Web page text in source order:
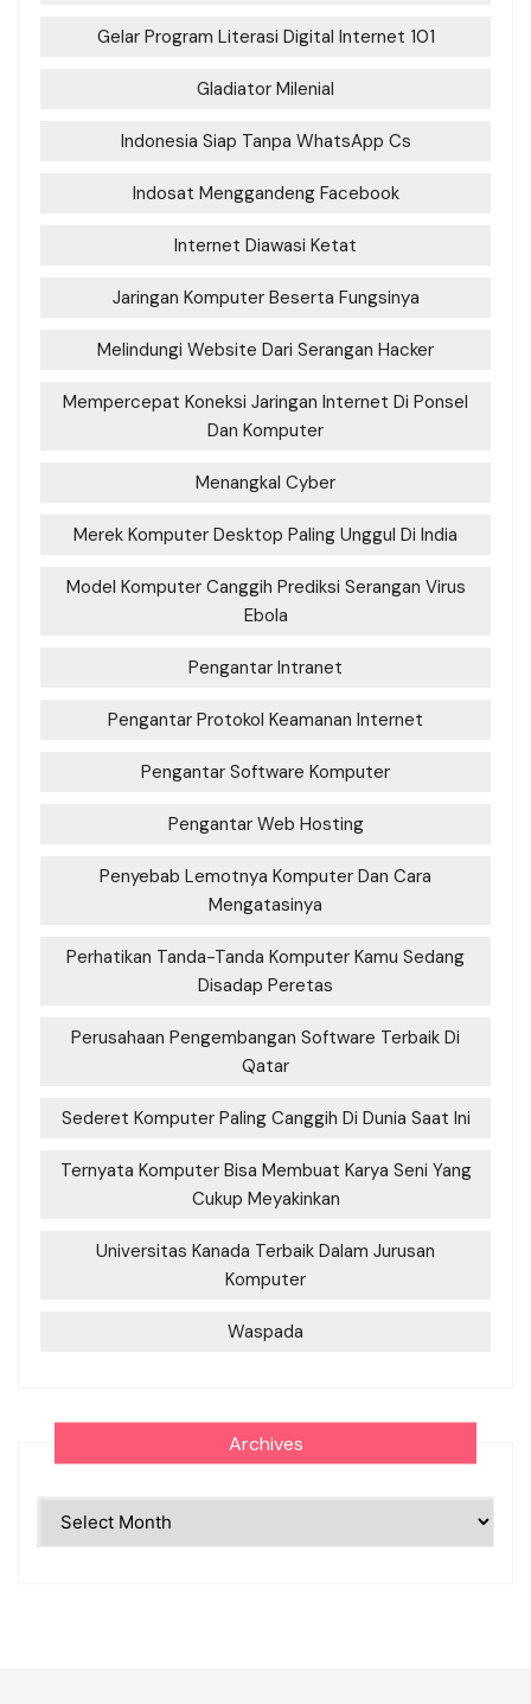
Gelar Program Literasi Digital Internet 101
Gladiator Milenial
Indonesia Siap Tanpa WhatsApp Cs
Indosat Menggandeng Facebook
Internet Diawasi Ketat
Jaringan Komputer Beserta Fungsinya
Melindungi Website Dari Serangan Hacker
Mempercepat Koneksi Jaringan Internet Di Ponsel
Dan Komputer
Menangkal Cyber
Merek Komputer Desktop Paling Unggul Di India
Model Komputer Canggih Prediksi Serangan Virus
Ebola
Pengantar Intranet
Pengantar Protokol Keamanan Internet
Pengantar Software Komputer
Pengantar Web Hosting
Penyebab Lemotnya Komputer Dan Cara
Mengatasinya
Perhatikan Tanda-Tanda Komputer Kamu Sedang
Disadap Peretas
Perusahaan Pengembangan Software Terbaik Di
Qatar
Sederet Komputer Paling Canggih Di Dunia Saat Ini
Ternyata Komputer Bisa Membuat Karya Seni Yang
Cukup Meyakinkan
Universitas Kanada Terbaik Dalam Jurusan
Komputer
Waspada
Archives